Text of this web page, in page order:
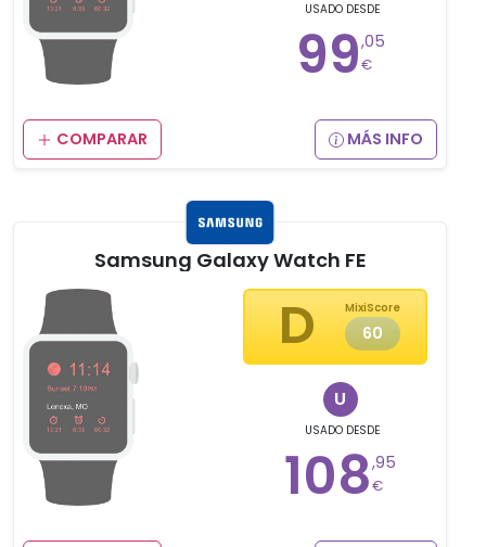
USADO DESDE
99,05
€
COMPARAR MÁS INFO
Samsung Galaxy Watch FE
D MixiScore
60
U
USADO DESDE
108,95
€